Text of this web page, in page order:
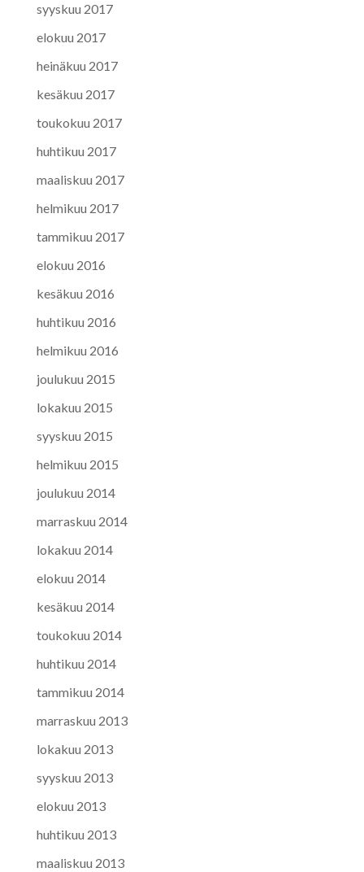
syyskuu 2017
elokuu 2017
heinäkuu 2017
kesäkuu 2017
toukokuu 2017
huhtikuu 2017
maaliskuu 2017
helmikuu 2017
tammikuu 2017
elokuu 2016
kesäkuu 2016
huhtikuu 2016
helmikuu 2016
joulukuu 2015
lokakuu 2015
syyskuu 2015
helmikuu 2015
joulukuu 2014
marraskuu 2014
lokakuu 2014
elokuu 2014
kesäkuu 2014
toukokuu 2014
huhtikuu 2014
tammikuu 2014
marraskuu 2013
lokakuu 2013
syyskuu 2013
elokuu 2013
huhtikuu 2013
maaliskuu 2013